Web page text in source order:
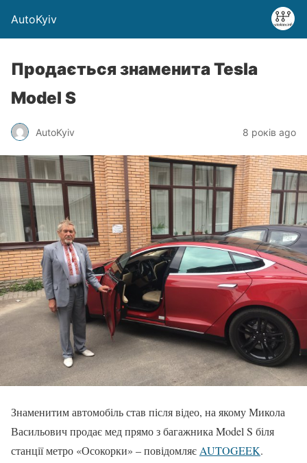
AutoKyiv
Продається знаменита Tesla
Model S
AutoKyiv 8 років ago
Знаменитим автомобіль став після відео, на якому Микола
Васильович продає мед прямо з багажника Model S біля
станції метро «Осокорки» – повідомляє AUTOGEEK.